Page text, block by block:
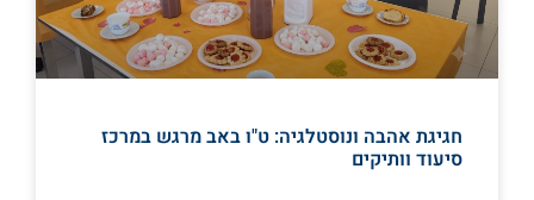
חגיגת אהבה ונוסטלגיה: ט"ו באב מרגש במרכז
סיעוד וותיקים